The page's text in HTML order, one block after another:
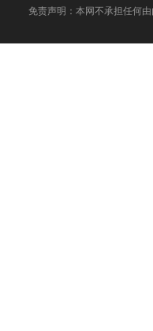
免责声明：本网不承担任何